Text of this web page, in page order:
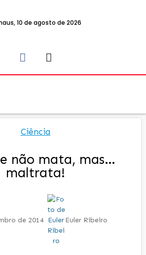
10 de agosto de 2026
Ciência
não mata, mas…
maltrata!
de 2014 Euler Ribeiro